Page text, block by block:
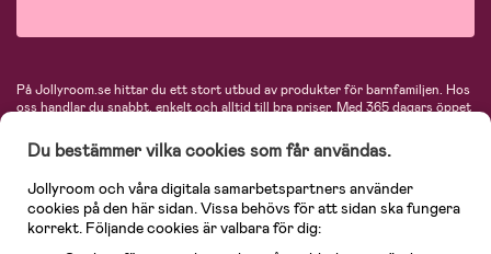
På Jollyroom.se hittar du ett stort utbud av produkter för barnfamiljen. Hos
oss handlar du snabbt, enkelt och alltid till bra priser.Med 365 dagars öppet
hos oss. I vårt sortiment hittar du barnvagnar, bilstolar, kläder för barn och
baby, produkter för mamman, massor av inspirerande inredning, leksaker,
babyprodukter och mycket mer. Vi erbjuder produkter från välkända
varumärken så som Britax, Maxi-Cosi, Baby Jogger, BabyBjörn, Didriksons,
KidKraft, Ergobaby, Philips Avent, Neonate, Cybex, LEGO och många fler.
Välkommen in och kika runt i Nordens största barn- och babybutik på nätet!
Du bestämmer vilka cookies som får användas.
Jollyroom och våra digitala samarbetspartners använder
cookies på den här sidan. Vissa behövs för att sidan ska fungera
korrekt. Följande cookies är valbara för dig: